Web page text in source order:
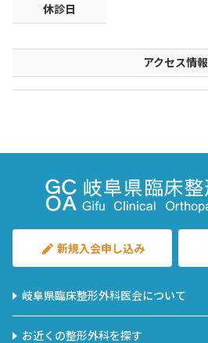
休診日
アクセス情報
新規入会申し込み
岐阜県臨床整形外科医会について
お近くの整形外科を探す